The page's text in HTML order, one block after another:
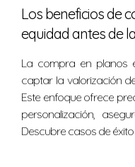
con asesoría puede
posibilidades de éxito.
Nélida Gómez es una
financiamiento
sobre el
otro tema relacionado
Los beneficios de
equidad antes de
La compra en planos
captar la valorización
Este enfoque ofrece
personalización,
Descubre casos de